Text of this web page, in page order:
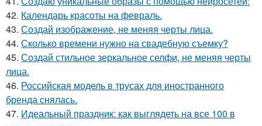
42. Календарь красоты на февраль.
43. Создай изображение, не меняя черты лица.
44. Сколько времени нужно на свадебную съемку?
45. Создай стильное зеркальное селфи, не меняя черты
лица.
46. Российская модель в трусах для иностранного
бренда снялась.
47. Идеальный праздник: как выглядеть на все 100 в